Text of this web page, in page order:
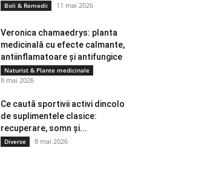
Boli & Remedii 11 mai 2026
Veronica chamaedrys: planta
medicinală cu efecte calmante,
antiinflamatoare și antifungice
Naturist & Plante medicinale
8 mai 2026
Ce caută sportivii activi dincolo
de suplimentele clasice:
recuperare, somn și...
Diverse 8 mai 2026